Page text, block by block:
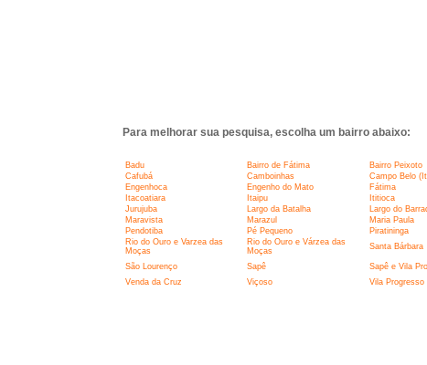
Para melhorar sua pesquisa, escolha um bairro abaixo:
Badu Bairro de Fátima Bairro Peixoto
Cafubá
Camboinhas Campo Belo
Engenhoca
Engenho do Mato Fátima
Itacoatiara
Itaipu Ititioca
Jurujuba
Largo da Batalha Largo do
Maravista
Marazul Maria Paula
Pendotiba
Pé Pequeno Piratininga
Rio do Ouro e Varzea das
Moças
Rio do Ouro e Várzea das
Moças
Santa Bárbara
São Lourenço Sapê Sapê e Vila
Venda da Cruz
Viçoso Vila Progresso